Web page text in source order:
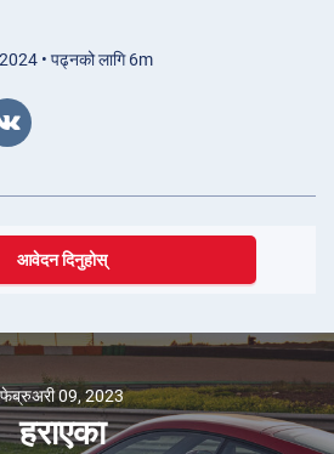
• पढ्नको लागि 6m
आवेदन दिनुहोस्
फेब्रुअरी 09, 2023
हराएका